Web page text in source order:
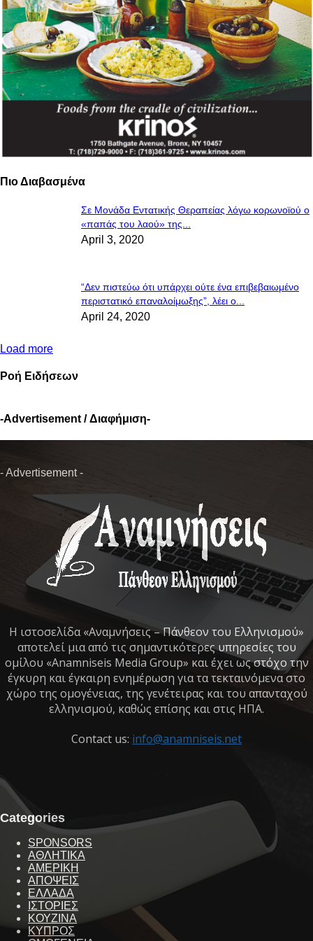
Πιο Διαβασμένα
Σε Μονάδα Εντατικής Θεραπείας λόγω κορωνοϊού ο
«παπάς του λαού» της...
April 3, 2020
“Δεν πιστεύω ότι υπάρχει ούτε ένα επιβεβαιωμένο
περιστατικό επαναλοίμωξης”, λέει ο...
April 24, 2020
Load more
Ροή Ειδήσεων
-Advertisement / Διαφήμιση-
- Advertisement -
Η ιστοσελίδα «Αναμνήσεις – Πάνθεον του Ελληνισμού»
αποτελεί μια από τις σημαντικότερες υπηρεσίες του
ομίλου «Anamniseis Media Group» και έχει ως στόχο την
έγκυρη και έγκαιρη ενημέρωση για τα τεκταινόμενα στο
χώρο της ομογένειας, της γενέτειρας και του απανταχού
ελληνισμού, καθώς επίσης και στις ΗΠΑ.
Contact us: info@anamniseis.net
Categories
SPONSORS
ΑΘΛΗΤΙΚΑ
ΑΜΕΡΙΚΗ
ΑΠΟΨΕΙΣ
ΕΛΛΑΔΑ
ΙΣΤΟΡΙΕΣ
ΚΟΥΖΙΝΑ
ΚΥΠΡΟΣ